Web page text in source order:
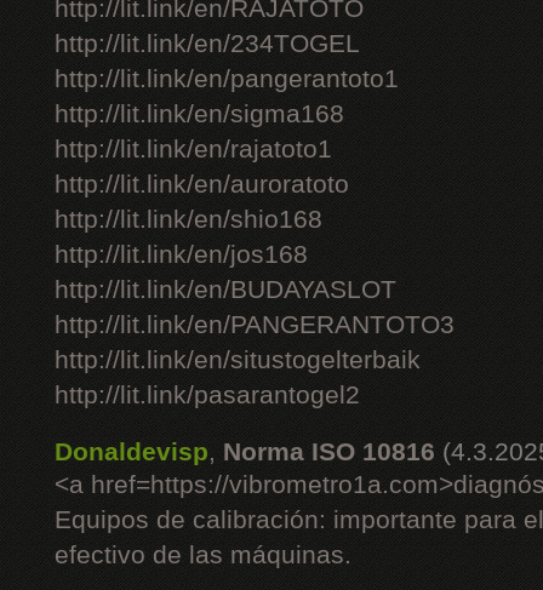
http://lit.link/en/RAJATOTO
http://lit.link/en/234TOGEL
http://lit.link/en/pangerantoto1
http://lit.link/en/sigma168
http://lit.link/en/rajatoto1
http://lit.link/en/auroratoto
http://lit.link/en/shio168
http://lit.link/en/jos168
http://lit.link/en/BUDAYASLOT
http://lit.link/en/PANGERANTOTO3
http://lit.link/en/situstogelterbaik
http://lit.link/pasarantogel2
Donaldevisp, Norma ISO 10816
<a href=https://
Equipos de calibración: importante para
efectivo de las máquinas.